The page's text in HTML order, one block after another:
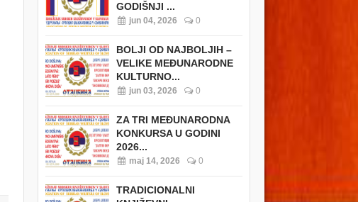
GODIŠNJI ...
jun 04, 2026 0
BOLJI OD NAJBOLJIH –
VELIKE MEĐUNARODNE
KULTURNO...
jun 03, 2026 0
ZA TRI MEĐUNARODNA
KONKURSA U GODINI
2026...
maj 14, 2026 0
TRADICIONALNI